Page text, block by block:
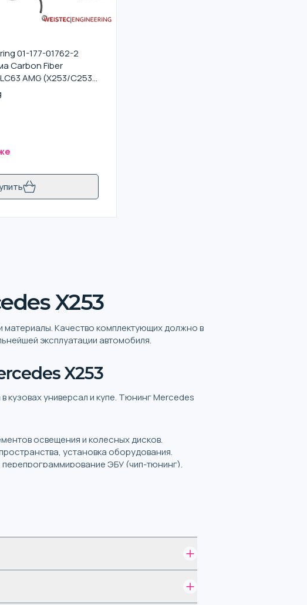
01-177-01762-2
Carbon Fiber
AMG (X253/C253),
S205/W205)
X253
материалы. Качество комплектующих должно в
эксплуатации автомобиля.
X253
кузовах универсал и купе. Тюнинг Mercedes
освещения и колесных дисков.
установка оборудования.
ЭБУ (чип-тюнинг).
запчастей для